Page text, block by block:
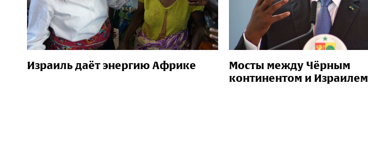
Израиль даёт энергию Африке
Мосты между Чёрным
континентом и Израилем